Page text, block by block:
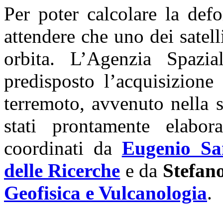
Per poter calcolare la
attendere che uno dei
orbita. L’Agenzia
predisposto
terremoto, avvenuto nella
stati prontamente
coordinati da Eugenio
delle Ricerche e da
Geofisica e Vulcanologia.